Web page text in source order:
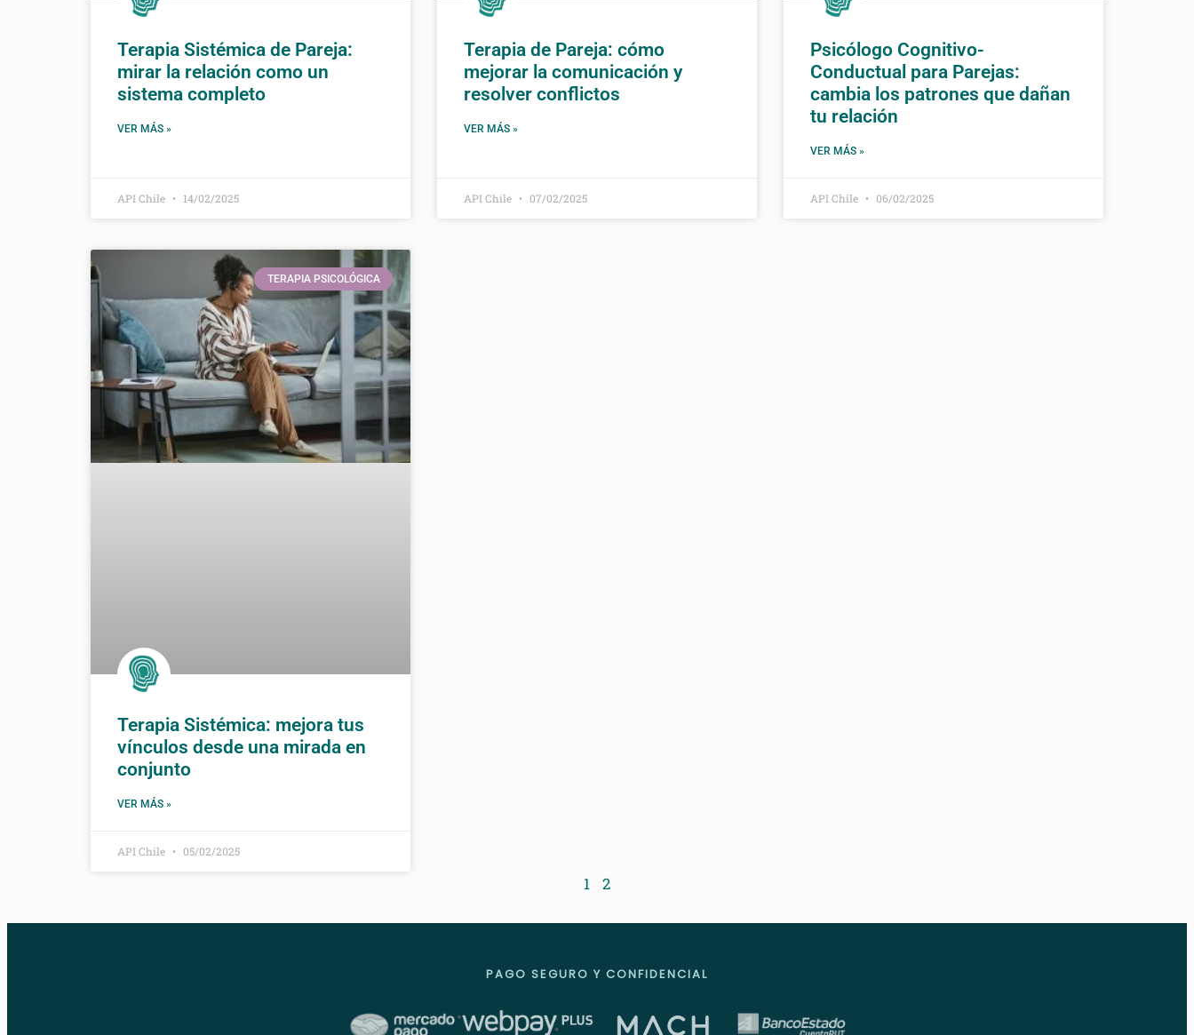
Terapia Sistémica de Pareja:
mirar la relación como un
sistema completo
VER MÁS »
API Chile 14/02/2025
Terapia de Pareja: cómo
mejorar la comunicación y
resolver conflictos
VER MÁS »
API Chile 07/02/2025
Psicólogo Cognitivo-
Conductual para Parejas:
cambia los patrones que dañan
tu relación
VER MÁS »
API Chile 06/02/2025
TERAPIA PSICOLÓGICA
Terapia Sistémica: mejora tus
vínculos desde una mirada en
conjunto
VER MÁS »
API Chile 05/02/2025
1 2
PAGO SEGURO Y CONFIDENCIAL